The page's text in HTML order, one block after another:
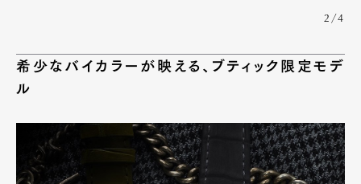
2/4
希少なバイカラーが映える、ブティック限定モデ
ル